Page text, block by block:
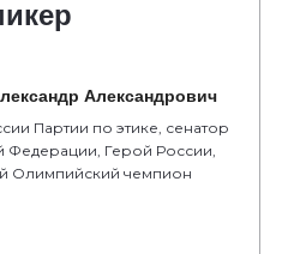
Александрович
Партии по этике, сенатор
Федерации, Герой России,
Олимпийский чемпион